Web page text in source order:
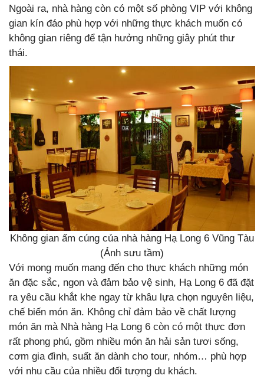
Ngoài ra, nhà hàng còn có một số phòng VIP với không
gian kín đáo phù hợp với những thực khách muốn có
không gian riêng để tận hưởng những giây phút thư
thái.
Không gian ấm cúng của nhà hàng Hạ Long 6 Vũng Tàu
(Ảnh sưu tầm)
Với mong muốn mang đến cho thực khách những món
ăn đặc sắc, ngon và đảm bảo vệ sinh, Hạ Long 6 đã đặt
ra yêu cầu khắt khe ngay từ khâu lựa chọn nguyên liệu,
chế biến món ăn. Không chỉ đảm bảo về chất lượng
món ăn mà Nhà hàng Hạ Long 6 còn có một thực đơn
rất phong phú, gồm nhiều món ăn hải sản tươi sống,
cơm gia đình, suất ăn dành cho tour, nhóm… phù hợp
với nhu cầu của nhiều đối tượng du khách.